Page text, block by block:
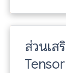
ส่วนเส